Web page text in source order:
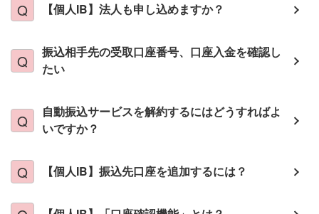
【個人IB】法人も申し込めますか？
振込相手先の受取口座番号、口座入金を確認し
たい
自動振込サービスを解約するにはどうすればよ
いですか？
【個人IB】振込先口座を追加するには？